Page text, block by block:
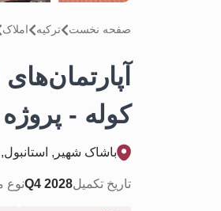
صفحه نخست تركيه املاک
کوله - پروژه Ikhlas 12
باشاک شهیر, استانبول,
تاریخ تکمیلQ4 2028نوع